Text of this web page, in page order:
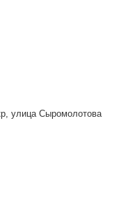
улица Сыромолотова